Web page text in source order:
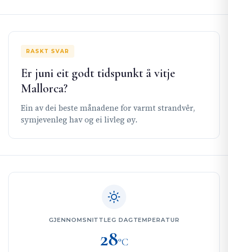
RASKT SVAR
Er juni eit godt tidspunkt å vitje
Mallorca?
Ein av dei beste månadene for varmt strandvêr,
symjevenleg hav og ei livleg øy.
GJENNOMSNITTLEG DAGTEMPERATUR
28°C